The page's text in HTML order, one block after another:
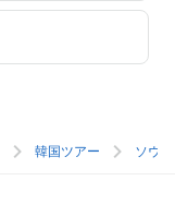
韓国ツアー ソウ